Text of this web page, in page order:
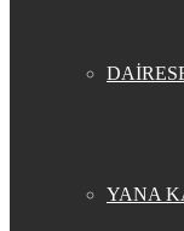
YANA